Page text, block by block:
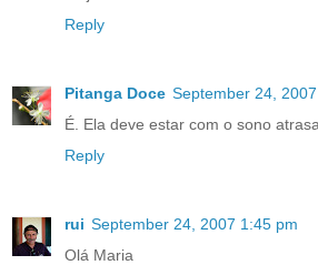
Reply
Pitanga Doce September 24,
É. Ela deve estar com o sono
Reply
rui September 24, 2007 1:45 pm
Olá Maria